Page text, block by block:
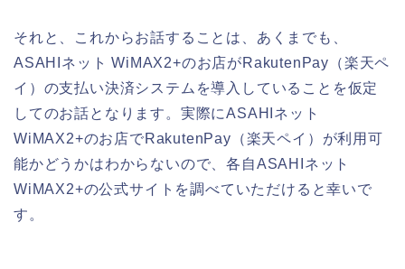
それと、これからお話することは、あくまでも、
ASAHIネット WiMAX2+のお店がRakutenPay（楽天ペ
イ）の支払い決済システムを導入していることを仮定
してのお話となります。実際にASAHIネット
WiMAX2+のお店でRakutenPay（楽天ペイ）が利用可
能かどうかはわからないので、各自ASAHIネット
WiMAX2+の公式サイトを調べていただけると幸いで
す。